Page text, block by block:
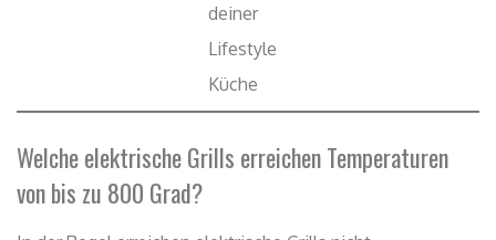
deiner
Lifestyle
Küche
Welche elektrische Grills erreichen Temperaturen
von bis zu 800 Grad?